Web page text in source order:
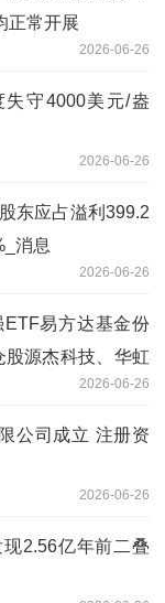
正常开展
2026-06-26
守4000美元/盎
2026-06-26
东应占溢利399.2
消息
2026-06-26
易方达基金份
源杰科技、华虹
2026-06-26
公司成立 注册资
2026-06-26
2.56亿年前二叠